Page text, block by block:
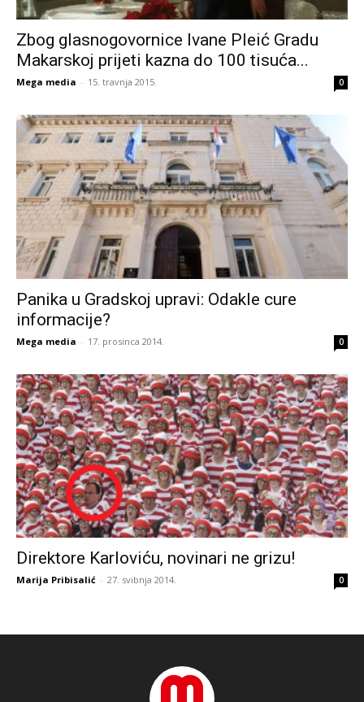
Zbog glasnogovornice Ivane Pleić Gradu
Makarskoj prijeti kazna do 100 tisuća...
Mega media - 15. travnja 2015. 0
Panika u Gradskoj upravi: Odakle cure
informacije?
Mega media - 17. prosinca 2014. 0
Direktore Karloviću, novinari ne grizu!
Marija Pribisalić - 27. svibnja 2014. 0